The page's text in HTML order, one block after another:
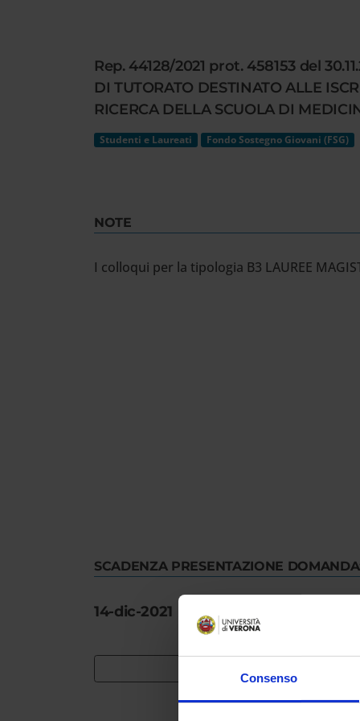
Consenso
Rep. 44128/2021 prot. 458153 del
DI TUTORATO DESTINATO ALLE
RICERCA DELLA SCUOLA DI
Studenti e Laureati Fondo Sostegno Giovani (FSG)
NOTE
I colloqui per la tipologia B3 LAUREE
SCADENZA PRESENTAZIONE
14-dic-2021 13:00:00